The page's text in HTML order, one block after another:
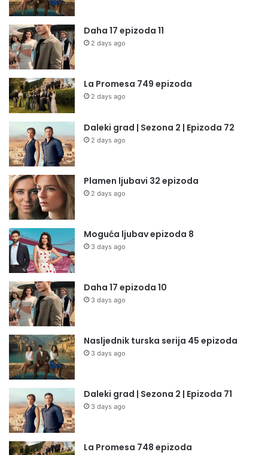
Daha 17 epizoda 11
2 days ago
La Promesa 749 epizoda
2 days ago
Daleki grad | Sezona 2 | Epizoda 72
2 days ago
Plamen ljubavi 32 epizoda
2 days ago
Moguća ljubav epizoda 8
3 days ago
Daha 17 epizoda 10
3 days ago
Nasljednik turska serija 45 epizoda
3 days ago
Daleki grad | Sezona 2 | Epizoda 71
3 days ago
La Promesa 748 epizoda